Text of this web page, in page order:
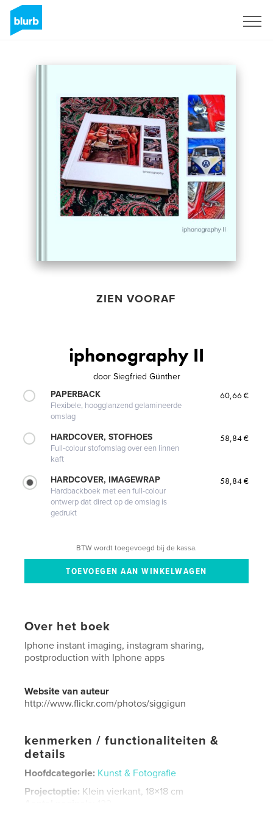
ZIEN VOORAF
iphonography II
door Siegfried Günther
PAPERBACK
Flexibele, hoogglanzend gelamineerde
omslag
60,66 €
HARDCOVER, STOFHOES
Full-colour stofomslag over een linnen
kaft
58,84 €
HARDCOVER, IMAGEWRAP
Hardbackboek met een full-colour
ontwerp dat direct op de omslag is
gedrukt
58,84 €
BTW wordt toegevoegd bij de kassa.
Over het boek
Iphone instant imaging, instagram sharing,
postproduction with Iphone apps
Website van auteur
http://www.flickr.com/photos/siggigun
kenmerken / functionaliteiten &
details
Hoofdcategorie: Kunst & Fotografie
Projectoptie: Klein vierkant, 18×18 cm